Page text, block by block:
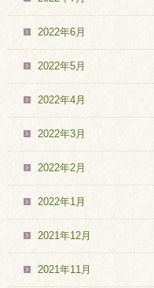
2022年6月
2022年5月
2022年4月
2022年3月
2022年2月
2022年1月
2021年12月
2021年11月